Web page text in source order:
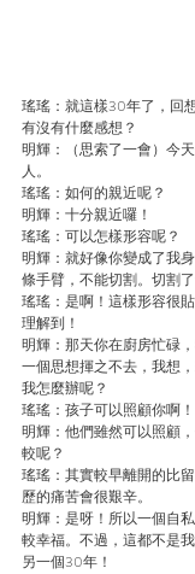
瑤瑤：就這樣30年了，回
有沒有什麼感想？
明輝：（思索了一會）今
人。
瑤瑤：如何的親近呢？
明輝：十分親近囉！
瑤瑤：可以怎樣形容呢？
明輝：就好像你變成了我
條手臂，不能切割。切割
瑤瑤：是啊！這樣形容很
理解到！
明輝：那天你在廚房忙碌
一個思想揮之不去，我想
我怎麼辦呢？
瑤瑤：孩子可以照顧你啊！
明輝：他們雖然可以照顧
較呢？
瑤瑤：其實較早離開的比
歷的痛苦會很艱辛。
明輝：是呀！所以一個自
較幸福。不過，這都不是
另一個30年！